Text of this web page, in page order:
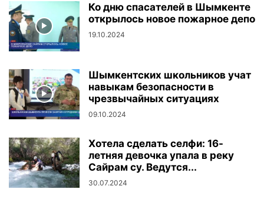
Ко дню спасателей в Шымкенте
открылось новое пожарное депо
19.10.2024
Шымкентских школьников учат
навыкам безопасности в
чрезвычайных ситуациях
09.10.2024
Хотела сделать селфи: 16-
летняя девочка упала в реку
Сайрам су. Ведутся...
30.07.2024